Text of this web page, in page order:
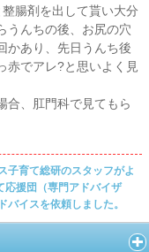
腸剤を出して貰い大分
うんちの後、お尻の穴
かあり、先日うんち後
赤でアレ?と思いよく見
合、肛門科で見てもら
子育て総研のスタッフがよ
応援団（専門アドバイザ
バイスを依頼しました。